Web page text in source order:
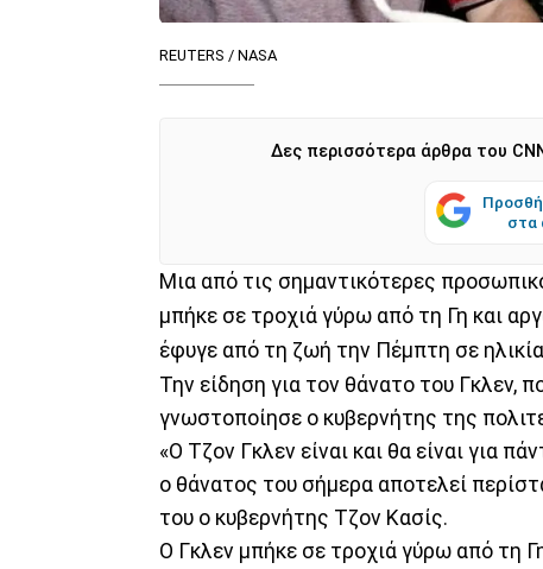
REUTERS / NASA
Δες περισσότερα άρθρα του
στα
Μια από τις σημαντικότερες
μπήκε σε τροχιά γύρω από τη Γη και
έφυγε από τη ζωή την Πέμπτη σε
Την είδηση για τον θάνατο του Γκλεν,
γνωστοποίησε ο κυβερνήτης της
«Ο Τζον Γκλεν είναι και θα είναι για
ο θάνατος του σήμερα αποτελεί
του ο κυβερνήτης Τζον Κασίς.
Ο Γκλεν μπήκε σε τροχιά γύρω από τη